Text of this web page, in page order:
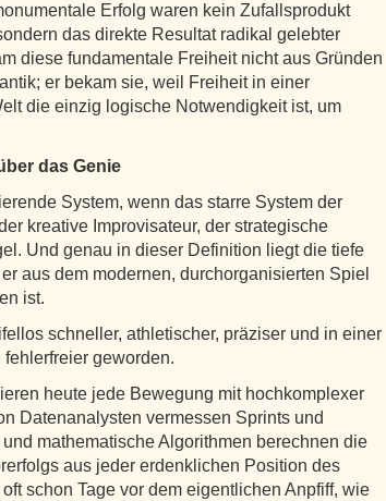
Erfolg waren kein Zufallsprodukt
das direkte Resultat radikal gelebter
diese fundamentale Freiheit nicht aus Gründen
er bekam sie, weil Freiheit in einer
die einzig logische Notwendigkeit ist, um
das Genie
System, wenn das starre System der
kreative Improvisateur, der strategische
Und genau in dieser Definition liegt die tiefe
aus dem modernen, durchorganisierten Spiel
ist.
schneller, athletischer, präziser und in einer
geworden.
heute jede Bewegung mit hochkomplexer
Datenanalysten vermessen Sprints und
mathematische Algorithmen berechnen die
aus jeder erdenklichen Position des
schon Tage vor dem eigentlichen Anpfiff, wie